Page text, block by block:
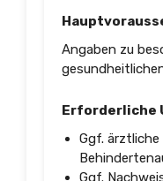
Angaben zu
Erforderliche
Ggf.
Ggf.